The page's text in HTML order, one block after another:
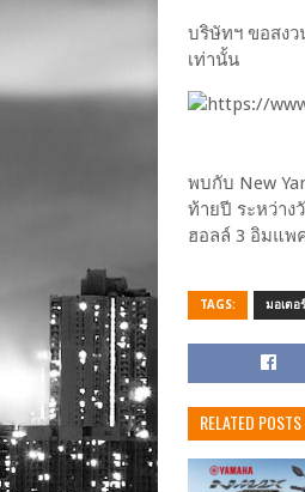
บริษัทฯ ขอสงว
เท่านั้น
พบกับ New
ท้ายปี ระหว่าง
ฮอลล์ 3 อิมแพ
TAGS: มอเตอ
RELATED POSTS